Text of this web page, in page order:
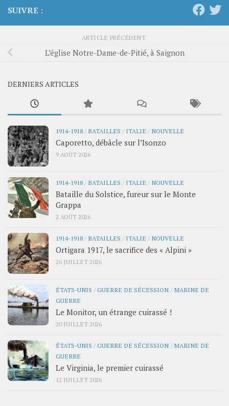
SUIVRE :
ARTICLE PRÉCÉDENT
L’église Notre-Dame-de-Pitié, à Saignon
DERNIERS ARTICLES
1914-1918 / BATAILLES / ITALIE / NOUVELLE
Caporetto, débâcle sur l’Isonzo
9 AOÛT 2026
1914-1918 / BATAILLES / ITALIE / NOUVELLE
Bataille du Solstice, fureur sur le Monte
Grappa
2 AOÛT 2026
1914-1918 / BATAILLES / ITALIE / NOUVELLE
Ortigara 1917, le sacrifice des « Alpini »
26 JUILLET 2026
ÉTATS-UNIS /GUERRE DE SÉCESSION / MARINE DE
GUERRE
Le Monitor, un étrange cuirassé !
20 JUILLET 2026
ÉTATS-UNIS /GUERRE DE SÉCESSION / MARINE DE
GUERRE
Le Virginia, le premier cuirassé
12 JUILLET 2026